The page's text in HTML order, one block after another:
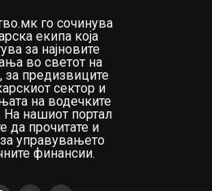
го сочинува
екипа која
за најновите
во светот на
за предизвиците
сектор и
на водечките
На нашиот портал
да прочитате и
управувањето
финансии.